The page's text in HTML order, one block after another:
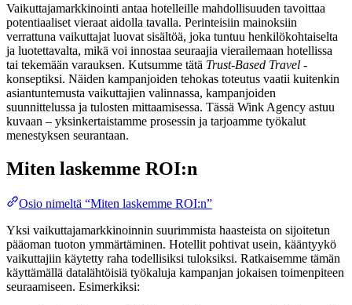
Vaikuttajamarkkinointi antaa hotelleille mahdollisuuden tavoittaa
potentiaaliset vieraat aidolla tavalla. Perinteisiin mainoksiin
verrattuna vaikuttajat luovat sisältöä, joka tuntuu henkilökohtaiselta
ja luotettavalta, mikä voi innostaa seuraajia vierailemaan hotellissa
tai tekemään varauksen. Kutsumme tätä Trust-Based Travel -
konseptiksi. Näiden kampanjoiden tehokas toteutus vaatii kuitenkin
asiantuntemusta vaikuttajien valinnassa, kampanjoiden
suunnittelussa ja tulosten mittaamisessa. Tässä Wink Agency astuu
kuvaan – yksinkertaistamme prosessin ja tarjoamme työkalut
menestyksen seurantaan.
Miten laskemme ROI:n
Osio nimeltä “Miten laskemme ROI:n”
Yksi vaikuttajamarkkinoinnin suurimmista haasteista on sijoitetun
pääoman tuoton ymmärtäminen. Hotellit pohtivat usein, kääntyykö
vaikuttajiin käytetty raha todellisiksi tuloksiksi. Ratkaisemme tämän
käyttämällä datalähtöisiä työkaluja kampanjan jokaisen toimenpiteen
seuraamiseen. Esimerkiksi: